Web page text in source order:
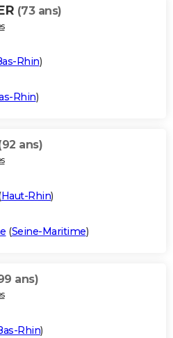
(73 ans)
Rhin)
Rhin)
ans)
Haut-Rhin)
(Seine-Maritime)
ans)
Rhin)